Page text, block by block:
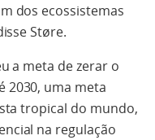
dos ecossistemas
Støre.
a meta de zerar o
2030, uma meta
tropical do mundo,
na regulação